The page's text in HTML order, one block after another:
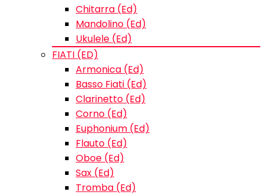
Chitarra (Ed)
Mandolino (Ed)
Ukulele (Ed)
FIATI (ED)
Armonica (Ed)
Basso Fiati (Ed)
Clarinetto (Ed)
Corno (Ed)
Euphonium (Ed)
Flauto (Ed)
Oboe (Ed)
Sax (Ed)
Tromba (Ed)